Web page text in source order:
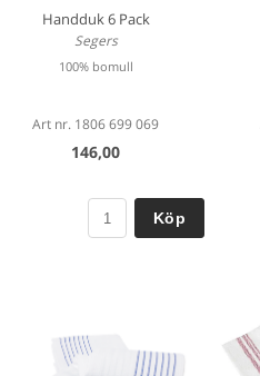
Handduk 6 Pack
Segers
100% bomull
Art nr. 1806 699 069
146,00
Köp